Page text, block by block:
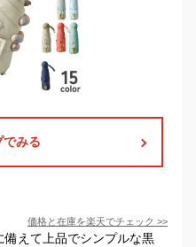
でみる
価格と在庫を楽天でチェック >>
えて上品でシンプルな黒